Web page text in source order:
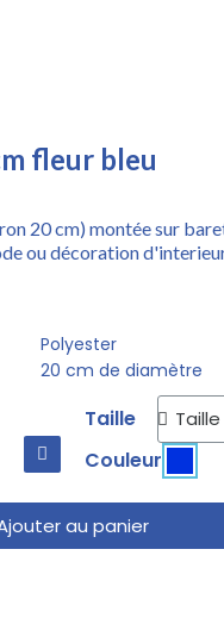
fleur bleu
20 cm) montée sur
ou décoration
Polyester
20 cm de diamètre
Taille
Couleur
au panier